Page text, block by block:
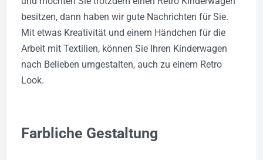
besitzen, dann haben wir gute Nachrichten für Sie.
Mit etwas Kreativität und einem Händchen für die
Arbeit mit Textilien, können Sie Ihren Kinderwagen
nach Belieben umgestalten, auch zu einem Retro
Look.
Farbliche Gestaltung